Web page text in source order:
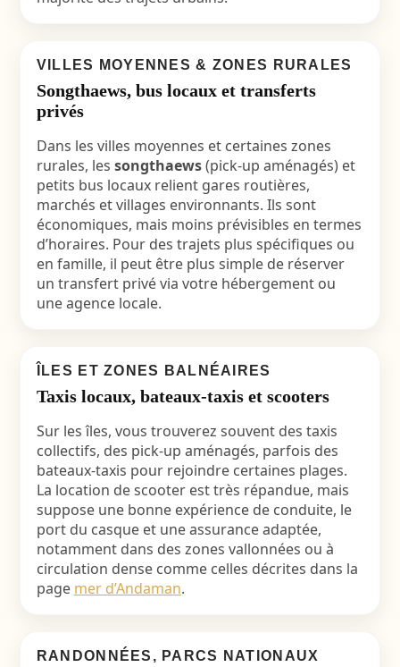
VILLES MOYENNES & ZONES RURALES
Songthaews, bus locaux et transferts
privés
Dans les villes moyennes et certaines zones
rurales, les songthaews(pick-up aménagés) et
petits bus locaux relient gares routières,
marchés et villages environnants. Ils sont
économiques, mais moins prévisibles en termes
d’horaires. Pour des trajets plus spécifiques ou
en famille, il peut être plus simple de réserver
un transfert privé via votre hébergement ou
une agence locale.
ÎLES ET ZONES BALNÉAIRES
Taxis locaux, bateaux-taxis et scooters
Sur les îles, vous trouverez souvent des taxis
collectifs, des pick-up aménagés, parfois des
bateaux-taxis pour rejoindre certaines plages.
La location de scooter est très répandue, mais
suppose une bonne expérience de conduite, le
port du casque et une assurance adaptée,
notamment dans des zones vallonnées ou à
circulation dense comme celles décrites dans la
page mer d’Andaman.
RANDONNÉES, PARCS NATIONAUX